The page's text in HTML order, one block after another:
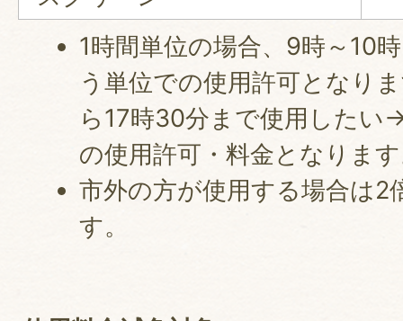
1時間単位の場合、9時～10
う単位での使用許可となり
ら17時30分まで使用したい
の使用許可・料金となりま
市外の方が使用する場合は2
す。